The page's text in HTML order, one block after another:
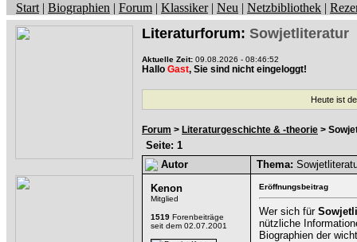
Start | Biographien | Forum | Klassiker| Neu | Netzbibliothek |
Literaturforum: Sowjetliteratur
Aktuelle Zeit: 09.08.2026 - 08:46:52
Hallo Gast, Sie sind nicht eingeloggt!
Heute ist
Forum > Literaturgeschichte & -theorie >
Seite: 1
Autor
Thema:
Kenon
Mitglied
1519 Forenbeiträge
seit dem 02.07.2001
Eröffnungsbeitrag
Wer sich für
nützliche
Biographien der